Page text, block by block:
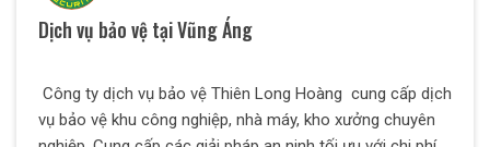
Dịch vụ bảo vệ tại Vũng Áng
Công ty dịch vụ bảo vệ Thiên Long Hoàng cung cấp dịch
vụ bảo vệ khu công nghiệp, nhà máy, kho xưởng chuyên